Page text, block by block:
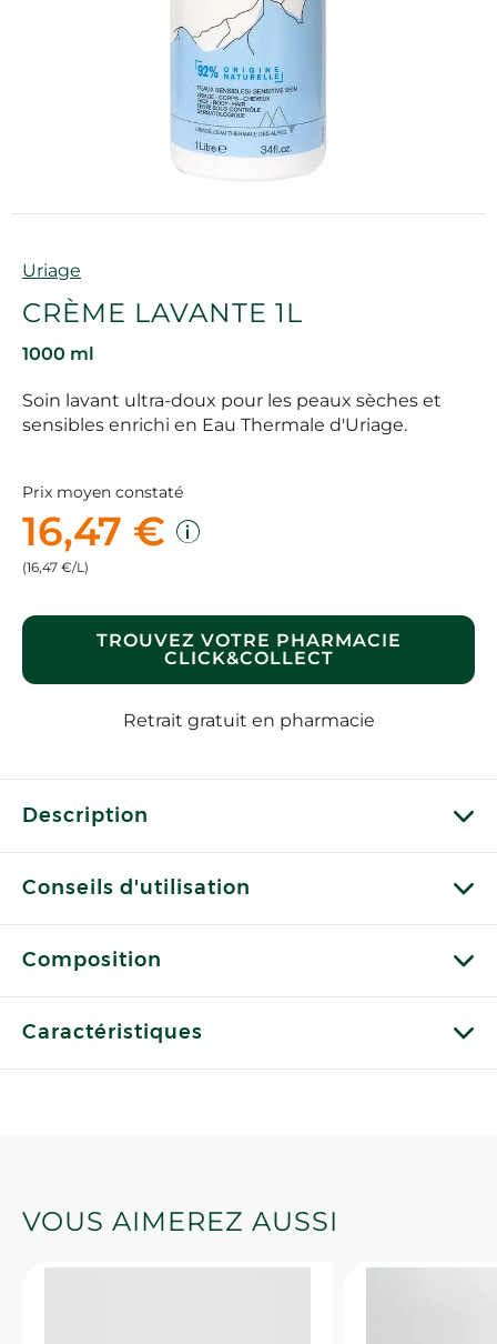
Marque
Uriage
CRÈME LAVANTE 1L
1000 ml
Soin lavant ultra-doux pour les peaux sèches et
sensibles enrichi en Eau Thermale d'Uriage.
Prix moyen constaté
16,47 €
(16,47 €/L)
TROUVEZ VOTRE PHARMACIE
CLICK&COLLECT
Retrait gratuit en pharmacie
Description
Conseils d'utilisation
Composition
Caractéristiques
VOUS AIMEREZ AUSSI